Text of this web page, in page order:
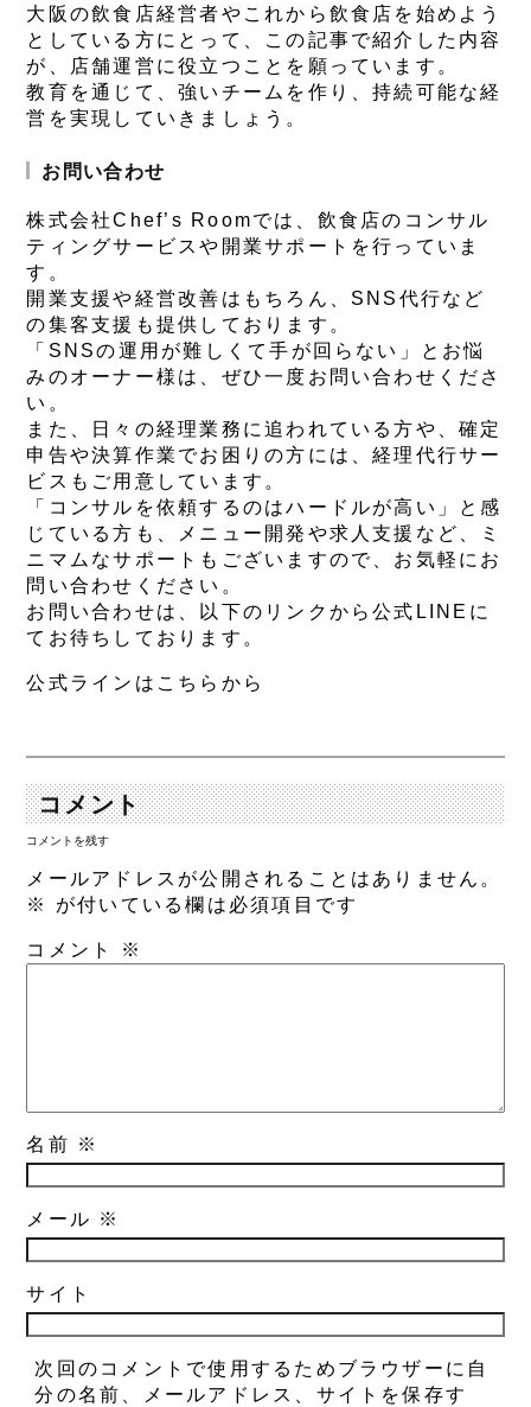
大阪の飲食店経営者やこれから飲食店を始めよう
としている方にとって、この記事で紹介した内容
が、店舗運営に役立つことを願っています。
教育を通じて、強いチームを作り、持続可能な経
営を実現していきましょう。
お問い合わせ
株式会社Chef’s Roomでは、飲食店のコンサル
ティングサービスや開業サポートを行っていま
す。
開業支援や経営改善はもちろん、SNS代行など
の集客支援も提供しております。
「SNSの運用が難しくて手が回らない」とお悩
みのオーナー様は、ぜひ一度お問い合わせくださ
い。
また、日々の経理業務に追われている方や、確定
申告や決算作業でお困りの方には、経理代行サー
ビスもご用意しています。
「コンサルを依頼するのはハードルが高い」と感
じている方も、メニュー開発や求人支援など、ミ
ニマムなサポートもございますので、お気軽にお
問い合わせください。
お問い合わせは、以下のリンクから公式LINEに
てお待ちしております。
公式ラインはこちらから
コメント
コメントを残す
メールアドレスが公開されることはありません。
※
が付いている欄は必須項目です
コメント ※
名前 ※
メール ※
サイト
次回のコメントで使用するためブラウザーに自
分の名前、メールアドレス、サイトを保存す